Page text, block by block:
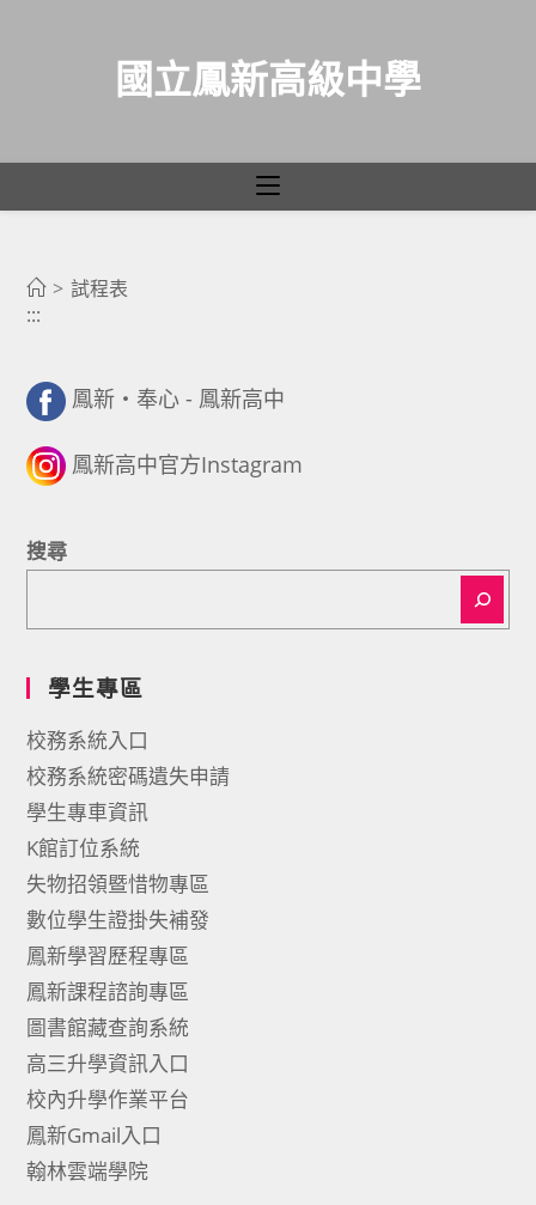
國立鳳新高級中學
> 試程表
:::
鳳新・奉心 - 鳳新高中
鳳新高中官方Instagram
搜尋
學生專區
校務系統入口
校務系統密碼遺失申請
學生專車資訊
K館訂位系統
失物招領暨惜物專區
數位學生證掛失補發
鳳新學習歷程專區
鳳新課程諮詢專區
圖書館藏查詢系統
高三升學資訊入口
校內升學作業平台
鳳新Gmail入口
翰林雲端學院